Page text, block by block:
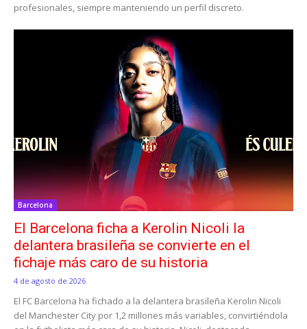
profesionales, siempre manteniendo un perfil discreto.
Barcelona
El Barcelona ficha a Kerolin Nicoli la
delantera brasileña se convierte en el
fichaje más caro de su historia
4 de agosto de 2026
El FC Barcelona ha fichado a la delantera brasileña Kerolin Nicoli
del Manchester City por 1,2 millones más variables, convirtiéndola